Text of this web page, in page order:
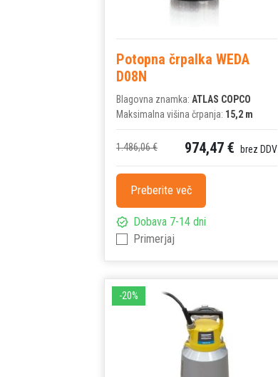
Potopna črpalka WEDA
D08N
Blagovna znamka: ATLAS COPCO
Maksimalna višina črpanja: 15,2 m
1.486,06 € 974,47 € brez DDV
Preberite več
Dobava 7-14 dni
Primerjaj
-20%